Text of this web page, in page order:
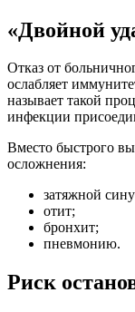
«Двойной
Отказ от
ослабляет
называет такой
инфекции
Вместо быстрого
осложнения:
затяжной
отит;
бронхит;
пневмонию.
Риск